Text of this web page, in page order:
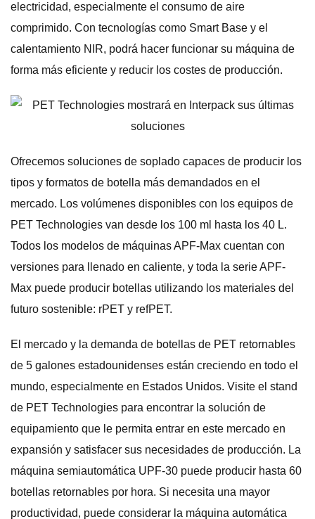
electricidad, especialmente el consumo de aire
comprimido. Con tecnologías como Smart Base y el
calentamiento NIR, podrá hacer funcionar su máquina de
forma más eficiente y reducir los costes de producción.
Ofrecemos soluciones de soplado capaces de producir los
tipos y formatos de botella más demandados en el
mercado. Los volúmenes disponibles con los equipos de
PET Technologies van desde los 100 ml hasta los 40 L.
Todos los modelos de máquinas APF-Max cuentan con
versiones para llenado en caliente, y toda la serie APF-
Max puede producir botellas utilizando los materiales del
futuro sostenible: rPET y refPET.
El mercado y la demanda de botellas de PET retornables
de 5 galones estadounidenses están creciendo en todo el
mundo, especialmente en Estados Unidos. Visite el stand
de PET Technologies para encontrar la solución de
equipamiento que le permita entrar en este mercado en
expansión y satisfacer sus necesidades de producción. La
máquina semiautomática UPF-30 puede producir hasta 60
botellas retornables por hora. Si necesita una mayor
productividad, puede considerar la máquina automática